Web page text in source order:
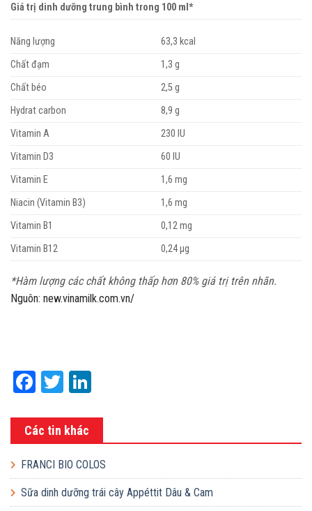
Giá trị dinh dưỡng trung bình trong 100 ml*
Năng lượng
63,3 kcal
Chất đạm
1,3 g
Chất béo
2,5 g
Hydrat carbon
8,9 g
Vitamin A
230 IU
Vitamin D3
60 IU
Vitamin E
1,6 mg
Niacin (Vitamin B3)
1,6 mg
Vitamin B1
0,12 mg
Vitamin B12
0,24 µg
*Hàm lượng các chất không thấp hơn 80% giá trị trên nhãn.
Nguôn: new.vinamilk.com.vn/
Facebook
Twitter
Các tin khác
FRANCI BIO COLOS
Sữa dinh dưỡng trái cây Appéttit Dâu & Cam